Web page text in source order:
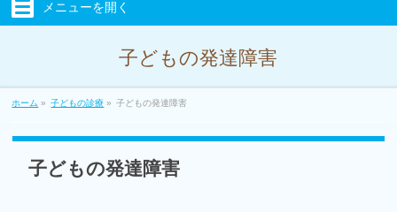
メニューを開く
子どもの発達障害
ホーム » 子どもの診療 » 子どもの発達障害
子どもの発達障害